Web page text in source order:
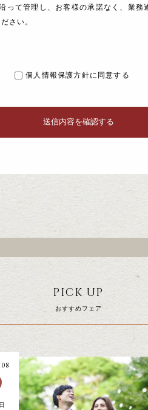
って管理し、お客様の承諾なく、業
さい。
個人情報保護方針に同意する
PICK UP
おすすめフェア